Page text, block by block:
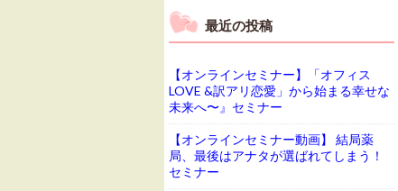
最近の投稿
【オンラインセミナー】「オフィス
LOVE &訳アリ恋愛」から始まる幸せな
未来へ〜』セミナー
【オンラインセミナー動画】 結局薬
局、最後はアナタが選ばれてしまう！
セミナー